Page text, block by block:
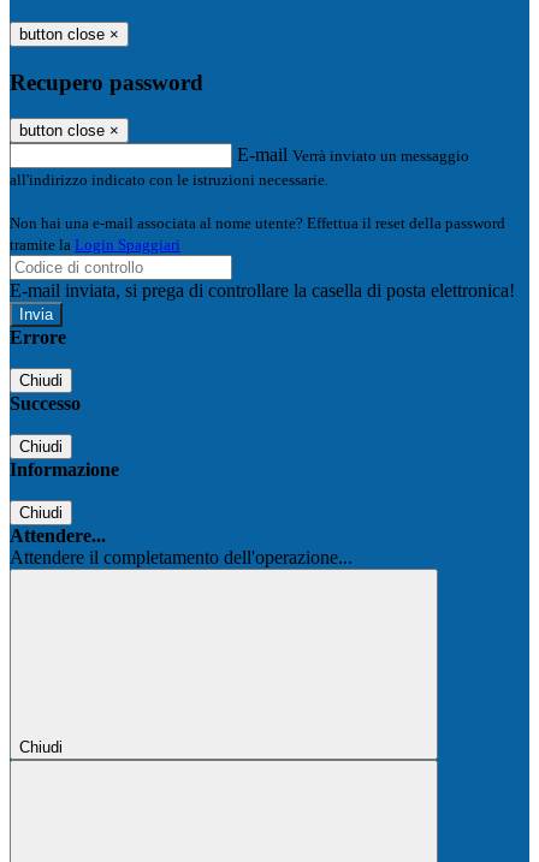
button close ×
Recupero password
button close ×
E-mail Verrà inviato un messaggio
all'indirizzo indicato con le istruzioni necessarie.
Non hai una e-mail associata al nome utente? Effettua il reset della password
tramite la Login Spaggiari
E-mail inviata, si prega di controllare la casella di posta elettronica!
Errore
Chiudi
Successo
Chiudi
Informazione
Chiudi
Attendere...
Attendere il completamento dell'operazione...
Chiudi